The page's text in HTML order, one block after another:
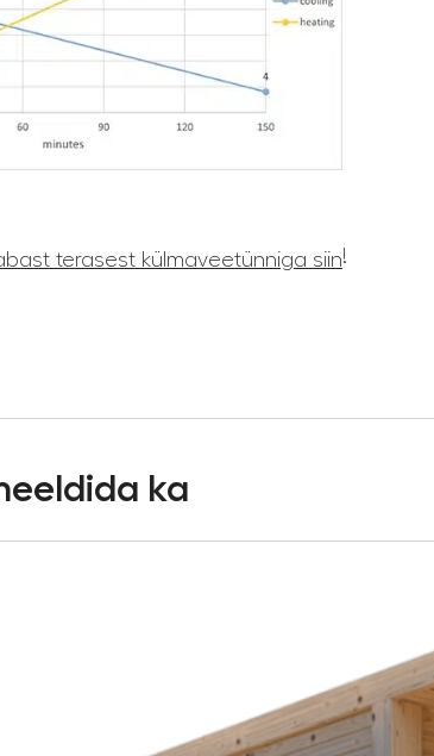
terasest külmaveetünniga siin!
ka